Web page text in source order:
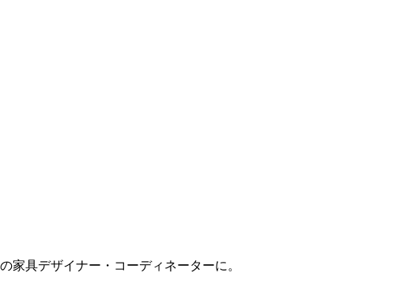
具デザイナー・コーディネーターに。